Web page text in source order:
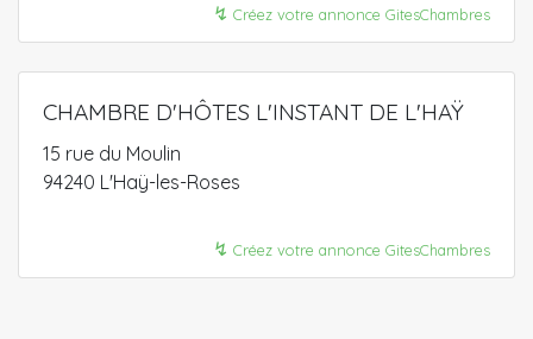
↯ Créez votre annonce GitesChambres
CHAMBRE D'HÔTES L'INSTANT DE L'HAŸ
15 rue du Moulin
94240 L'Haÿ-les-Roses
↯ Créez votre annonce GitesChambres